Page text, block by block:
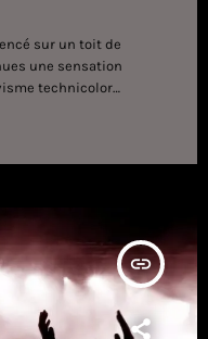
sur un toit de
une sensation
technicolor
de musique qui est
électronique
insert_link